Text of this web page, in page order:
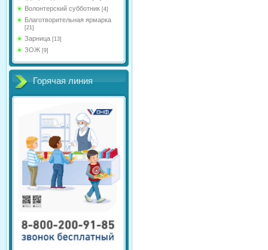
Волонтерский субботник [4]
Благотворительная ярмарка
[21]
Зарница [13]
ЗОЖ [9]
Горячая линия